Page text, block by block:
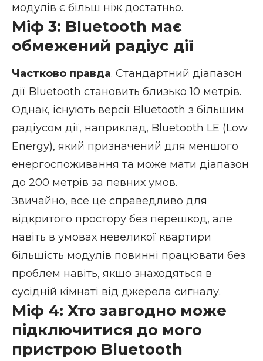
модулів є більш ніж достатньо.
Міф 3: Bluetooth має
обмежений радіус дії
Частково правда. Стандартний діапазон
дії Bluetooth становить близько 10 метрів.
Однак, існують версії Bluetooth з більшим
радіусом дії, наприклад, Bluetooth LE (Low
Energy), який призначений для меншого
енергоспоживання та може мати діапазон
до 200 метрів за певних умов.
Звичайно, все це справедливо для
відкритого простору без перешкод, але
навіть в умовах невеликої квартири
більшість модулів повинні працювати без
проблем навіть, якщо знаходяться в
сусідній кімнаті від джерела сигналу.
Міф 4: Хто завгодно може
підключитися до мого
пристрою Bluetooth